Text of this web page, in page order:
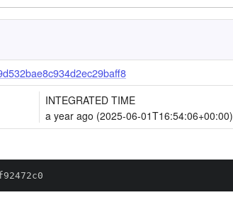
INTEGRATED TIME
a year ago (2025-06-01T16:54:06+00:00)